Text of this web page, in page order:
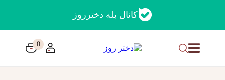
کانال بله دخترروز
0